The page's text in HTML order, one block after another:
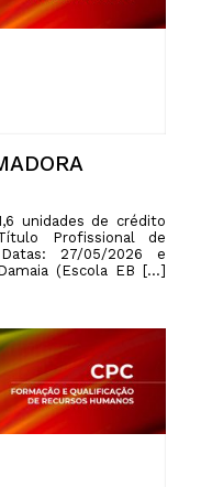
unidades de crédito
Profissional de
27/05/2026 e
(Escola EB […]